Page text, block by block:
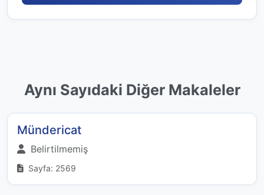
Aynı Sayıdaki Diğer Makaleler
Mündericat
Belirtilmemiş
Sayfa: 2569